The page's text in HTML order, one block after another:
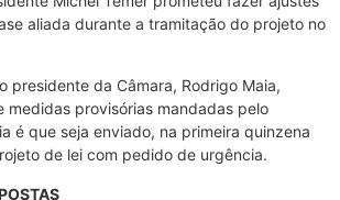
aliada durante a tramitação do projeto no
presidente da Câmara, Rodrigo Maia,
medidas provisórias mandadas pelo
é que seja enviado, na primeira quinzena
de lei com pedido de urgência.